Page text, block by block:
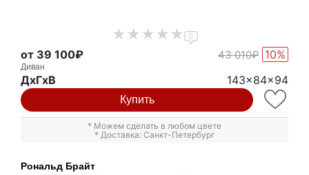
0
от 39 100₽ 43 010₽ 10%
Диван
ДxГxВ 143x84x94
Купить
* Можем сделать в любом цвете
* Доставка: Санкт-Петербург
Рональд Брайт